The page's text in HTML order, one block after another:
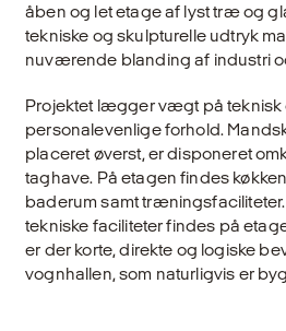
åben og let etage af lyst træ og
tekniske og skulpturelle udtryk
nuværende blanding af industri
Projektet lægger vægt på teknisk
personalevenlige forhold.
placeret øverst, er disponeret
taghave. På etagen findes
baderum samt
tekniske faciliteter findes på
er der korte, direkte og logiske
vognhallen, som naturligvis er